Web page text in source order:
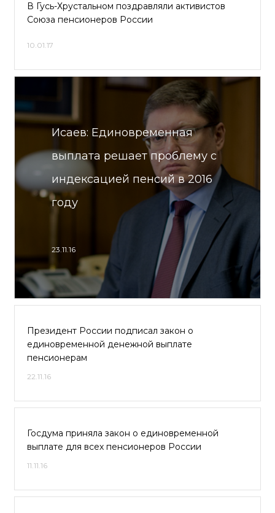
В Гусь-Хрустальном поздравляли активистов
Союза пенсионеров России
10.01.17
Исаев: Единовременная
выплата решает проблему с
индексацией пенсий в 2016
году
23.11.16
Президент России подписал закон о
единовременной денежной выплате
пенсионерам
22.11.16
Госдума приняла закон о единовременной
выплате для всех пенсионеров России
11.11.16